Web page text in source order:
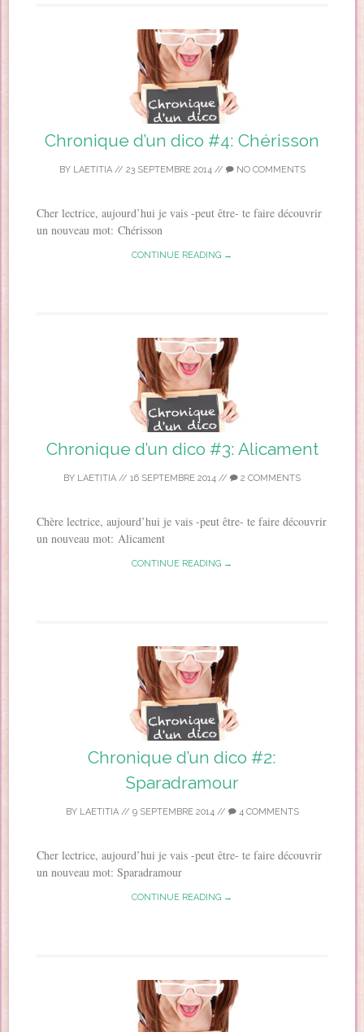
Chronique d’un dico #4: Chérisson
BY LAETITIA// 23 SEPTEMBRE 2014 // NO COMMENTS
Cher lectrice, aujourd’hui je vais -peut être- te faire découvrir
un nouveau mot: Chérisson
CONTINUE READING →
Chronique d’un dico #3: Alicament
BY LAETITIA // 16 SEPTEMBRE 2014 // 2 COMMENTS
Chère lectrice, aujourd’hui je vais -peut être- te faire découvrir
un nouveau mot: Alicament
CONTINUE READING →
Chronique d’un dico #2:
Sparadramour
BY LAETITIA// 9 SEPTEMBRE 2014 // 4 COMMENTS
Cher lectrice, aujourd’hui je vais -peut être- te faire découvrir
un nouveau mot: Sparadramour
CONTINUE READING →